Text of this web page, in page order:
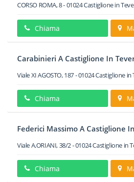
CORSO ROMA, 8-01024Castiglione in
Chiama
Carabinieri A Castiglione In
Viale XI AGOSTO, 187-01024Castiglione in
Chiama
Federici Massimo A Castiglione
Viale A.ORIANI, 38/2-01024Castiglione in
Chiama